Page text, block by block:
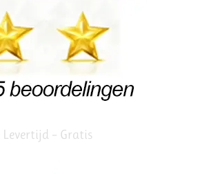
Levertijd – Gratis